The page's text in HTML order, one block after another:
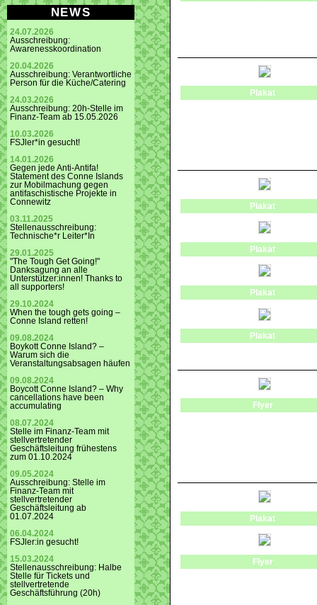
NEWS
24.07.2026
Ausschreibung:
Awarenesskoordination
20.04.2026
Ausschreibung: Verantwortliche
Person für die Küche/Catering
24.03.2026
Ausschreibung: 20h-Stelle im
Finanz-Team ab 15.05.2026
10.03.2026
FSJler*in gesucht!
14.01.2026
Gegen jede Anti-Antifa!
Statement des Conne Islands
zur Mobilmachung gegen
antifaschistische Projekte in
Connewitz
03.11.2025
Stellenausschreibung:
Technische*r Leiter*In
29.01.2025
"The Tough Get Going!"
Danksagung an alle
Unterstützer:innen! Thanks to
all supporters!
29.10.2024
When the tough gets going –
Conne Island retten!
09.08.2024
Boykott Conne Island? –
Warum sich die
Veranstaltungsabsagen häufen
09.08.2024
Boycott Conne Island? – Why
cancellations have been
accumulating
08.07.2024
Stelle im Finanz-Team mit
stellvertretender
Geschäftsleitung frühestens
zum 01.10.2024
09.05.2024
Ausschreibung: Stelle im
Finanz-Team mit
stellvertretender
Geschäftsleitung ab
01.07.2024
06.04.2024
FSJler:in gesucht!
15.03.2024
Stellenausschreibung: Halbe
Stelle für Tickets und
stellvertretende
Geschäftsführung (20h)
Plakat
Plakat
Plakat
Plakat
Plakat
Flyer
Plakat
Flyer